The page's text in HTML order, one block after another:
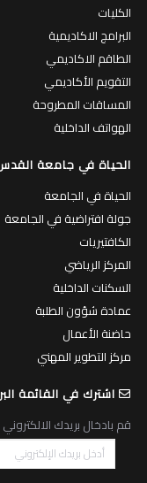
الكليات
البرامج الاكاديمية
الطاقم الاكاديمي
التقويم الأكاديمي
المساقات المطروحة
الهواتف الداخلية
الحياة في جامعة
الحياة في الجامعة
جولة افتراضية في الجامعة
الكافتيريات
المركز الرياضي
السكنات الداخلية
عمادة شؤون الطلبة
حاضنة الأعمال
مركز التطوير المهني
اشترك في القائمة
قم بادخال بريدك الالكتروني